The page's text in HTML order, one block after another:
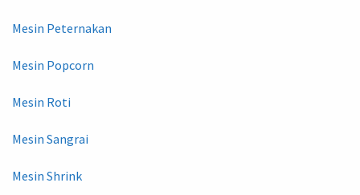
Mesin Peternakan
Mesin Popcorn
Mesin Roti
Mesin Sangrai
Mesin Shrink